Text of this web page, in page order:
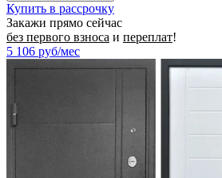
Купить в рассрочку
Закажи прямо сейчас
без первого взноса и переплат!
5 106 руб/мес